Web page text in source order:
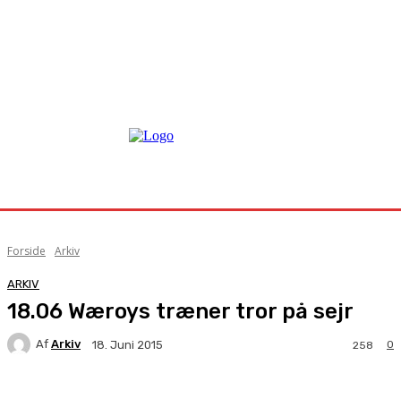
Forside Arkiv
ARKIV
18.06 Wæroys træner tror på sejr
Af Arkiv 18. Juni 2015 0
258